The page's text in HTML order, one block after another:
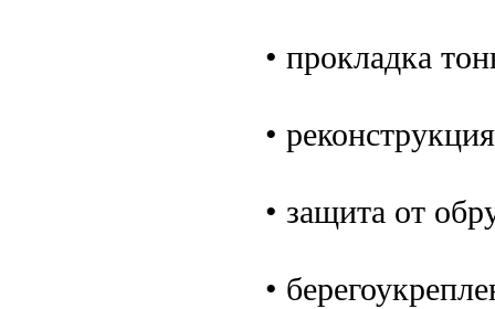
• прокладка
•
• защита от
•